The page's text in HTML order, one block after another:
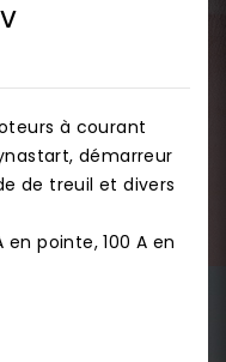
à courant
démarreur
de treuil et divers
pointe, 100 A en